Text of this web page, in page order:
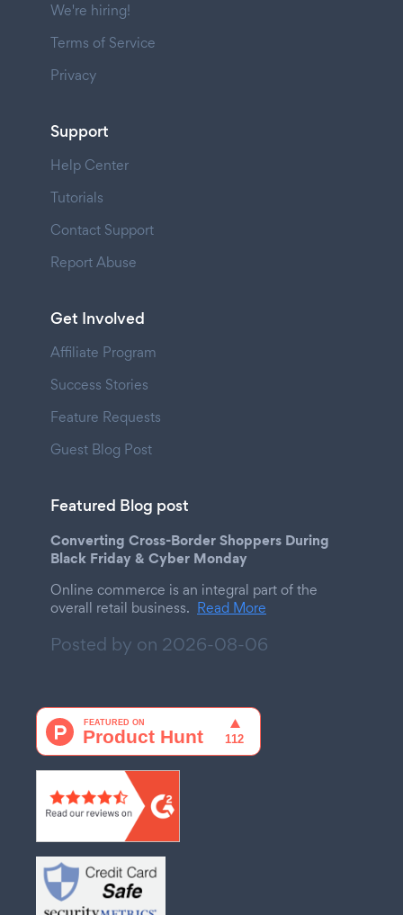
We're hiring!
Terms of Service
Privacy
Support
Help Center
Tutorials
Contact Support
Report Abuse
Get Involved
Affiliate Program
Success Stories
Feature Requests
Guest Blog Post
Featured Blog post
Converting Cross-Border Shoppers During
Black Friday & Cyber Monday
Online commerce is an integral part of the
overall retail business. Read More
Posted by on 2026-08-06